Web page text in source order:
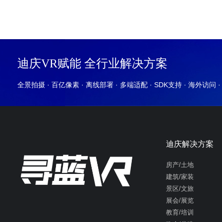
迪庆VR赋能 全行业解决方案
全景拍摄 · 百亿像素 · 离线部署 · 多端适配 · SDK支持 · 海外访问
迪庆解决方案
房产/土地
建筑/家装
景区/文旅
展会/展览
教育/培训